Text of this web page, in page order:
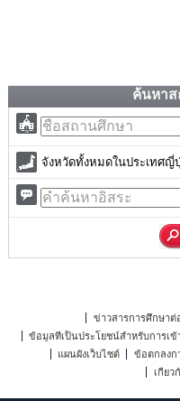
ค้นหาส
จังหวัดทั้งหมดในประเทศญี่
ข่าวสารการศึกษา
ข้อมูลที่เป็นประโยชน์สำหรับการเข้
แผนผังเว็บไซต์
ข้อตกลงก
เกี่ยว